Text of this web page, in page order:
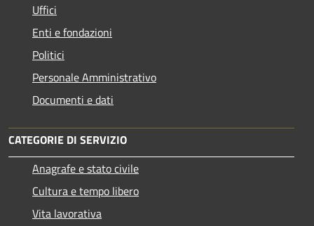
Uffici
Enti e fondazioni
Politici
Personale Amministrativo
Documenti e dati
CATEGORIE DI SERVIZIO
Anagrafe e stato civile
Cultura e tempo libero
Vita lavorativa